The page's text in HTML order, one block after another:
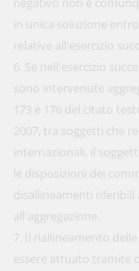
in unica soluzione
relative all'esercizio
6. Se nell'esercizio
sono intervenute
173 e 176 del citato
2007, tra soggetti che
internazionali, il
le disposizioni dei
disallineamenti riferibili
all'aggregazione.
7. Il riallineamento
essere attuato tramite